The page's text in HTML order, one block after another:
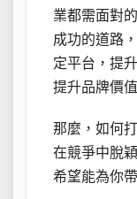
業都需面對
成功的道路
定平台，提
提升品牌價
那麼，如何
在競爭中脫
希望能為你